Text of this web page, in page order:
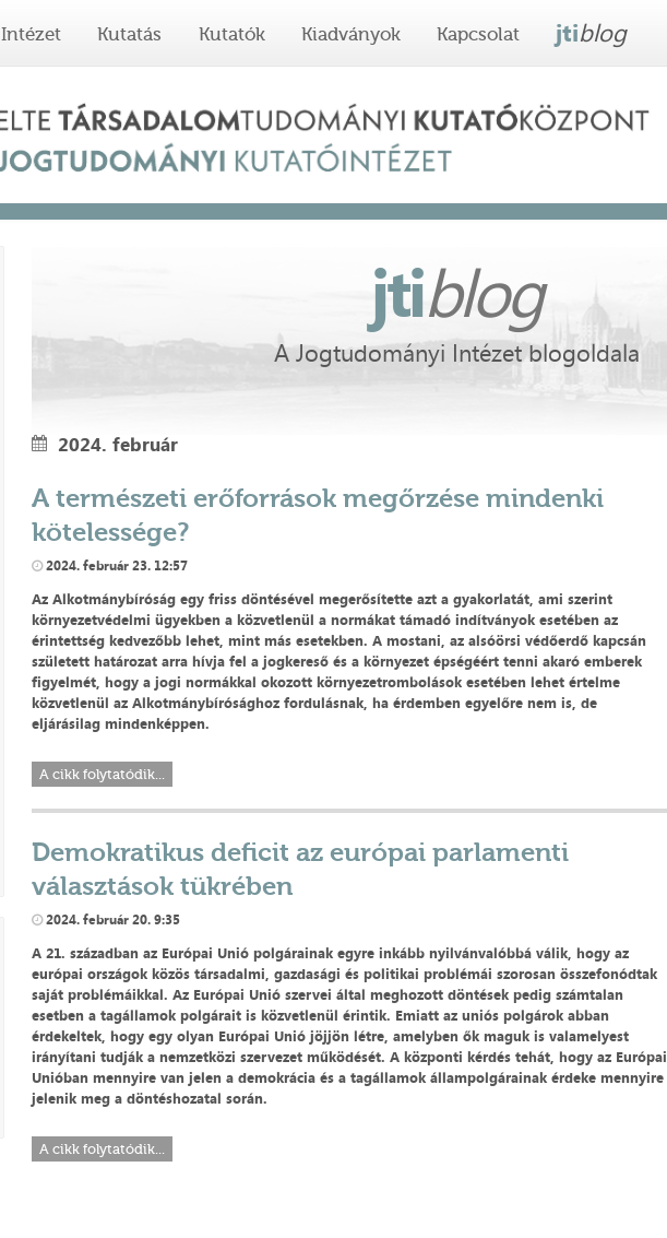
Intézet Kutatás Kutatók Kiadványok Kapcsolat jtiblog
jtiblog
A Jogtudományi Intézet blogoldala
2024. február
A természeti erőforrások megőrzése mindenki
kötelessége?
2024. február 23. 12:57
Az Alkotmánybíróság egy friss döntésével megerősítette azt a gyakorlatát, ami szerint
környezetvédelmi ügyekben a közvetlenül a normákat támadó indítványok esetében az
érintettség kedvezőbb lehet, mint más esetekben. A mostani, az alsóörsi védőerdő kapcsán
született határozat arra hívja fel a jogkereső és a környezet épségéért tenni akaró emberek
figyelmét, hogy a jogi normákkal okozott környezetrombolások esetében lehet értelme
közvetlenül az Alkotmánybírósághoz fordulásnak, ha érdemben egyelőre nem is, de
eljárásilag mindenképpen.
A cikk folytatódik...
Demokratikus deficit az európai parlamenti
választások tükrében
2024. február 20. 9:35
A 21. században az Európai Unió polgárainak egyre inkább nyilvánvalóbbá válik, hogy az
európai országok közös társadalmi, gazdasági és politikai problémái szorosan összefonódtak
saját problémáikkal. Az Európai Unió szervei által meghozott döntések pedig számtalan
esetben a tagállamok polgárait is közvetlenül érintik. Emiatt az uniós polgárok abban
érdekeltek, hogy egy olyan Európai Unió jöjjön létre, amelyben ők maguk is valamelyest
irányítani tudják a nemzetközi szervezet működését. A központi kérdés tehát, hogy az Európai
Unióban mennyire van jelen a demokrácia és a tagállamok állampolgárainak érdeke mennyire
jelenik meg a döntéshozatal során.
A cikk folytatódik...